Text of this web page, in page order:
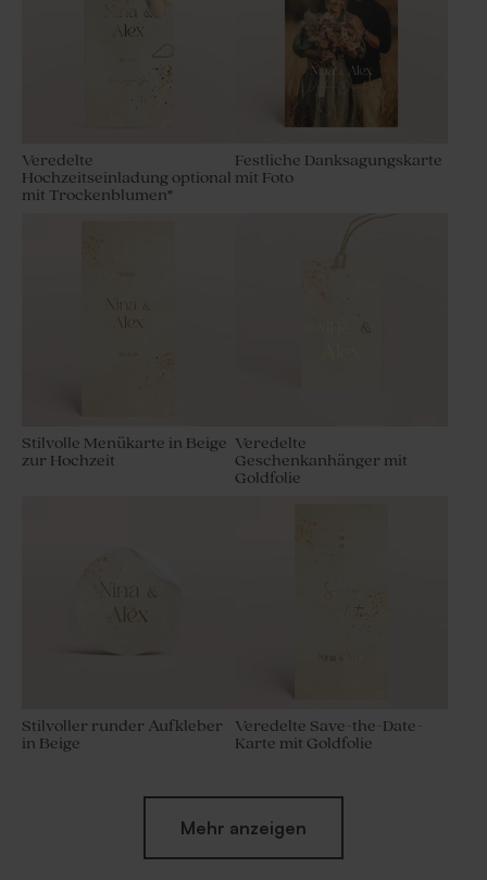
Veredelte
Hochzeitseinladung optional
mit Trockenblumen*
Festliche Danksagungskarte
mit Foto
Stilvolle Menükarte in Beige
zur Hochzeit
Veredelte
Geschenkanhänger mit
Goldfolie
Stilvoller runder Aufkleber
in Beige
Veredelte Save-the-Date-
Karte mit Goldfolie
Mehr anzeigen